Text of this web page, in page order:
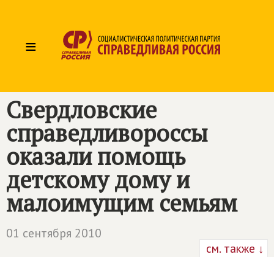
≡
Свердловские
справедливороссы
оказали помощь
детскому дому и
малоимущим семьям
01 сентября 2010
см. также ↓